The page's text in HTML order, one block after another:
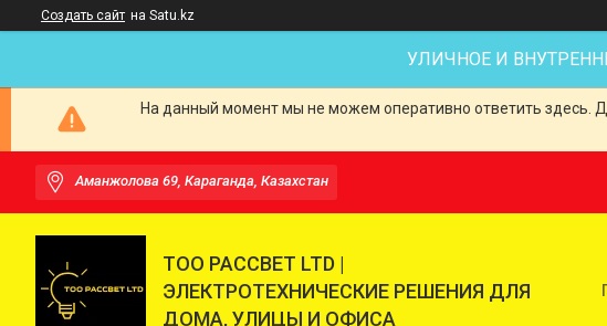
Создать сайт на Satu.kz
УЛИЧНОЕ И
На данный момент мы не можем оперативно ответить здесь.
Аманжолова 69, Караганда, Казахстан
ТОО РАССВЕТ LTD |
ЭЛЕКТРОТЕХНИЧЕСКИЕ РЕШЕНИЯ ДЛЯ
ДОМА, УЛИЦЫ И ОФИСА